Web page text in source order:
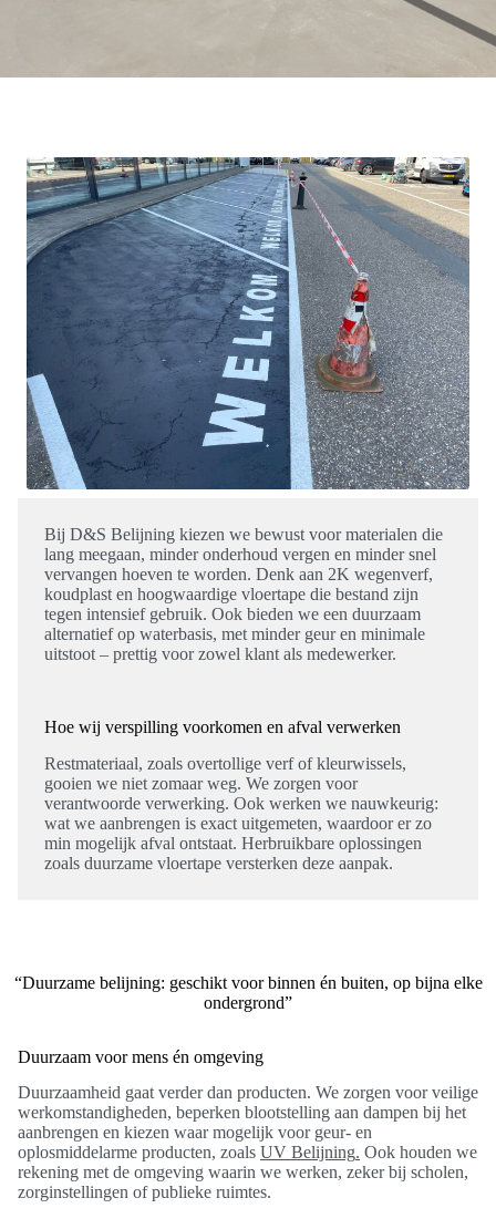
Bij D&S Belijning kiezen we bewust voor materialen die
lang meegaan, minder onderhoud vergen en minder snel
vervangen hoeven te worden. Denk aan 2K wegenverf,
koudplast en hoogwaardige vloertape die bestand zijn
tegen intensief gebruik. Ook bieden we een duurzaam
alternatief op waterbasis, met minder geur en minimale
uitstoot – prettig voor zowel klant als medewerker.
Hoe wij verspilling voorkomen en afval verwerken
Restmateriaal, zoals overtollige verf of kleurwissels,
gooien we niet zomaar weg. We zorgen voor
verantwoorde verwerking. Ook werken we nauwkeurig:
wat we aanbrengen is exact uitgemeten, waardoor er zo
min mogelijk afval ontstaat. Herbruikbare oplossingen
zoals duurzame vloertape versterken deze aanpak.
“Duurzame belijning: geschikt voor binnen én buiten, op bijna elke
ondergrond”
Duurzaam voor mens én omgeving
Duurzaamheid gaat verder dan producten. We zorgen voor veilige
werkomstandigheden, beperken blootstelling aan dampen bij het
aanbrengen en kiezen waar mogelijk voor geur- en
oplosmiddelarme producten, zoals UV Belijning. Ook houden we
rekening met de omgeving waarin we werken, zeker bij scholen,
zorginstellingen of publieke ruimtes.